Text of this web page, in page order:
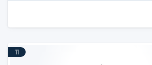
11